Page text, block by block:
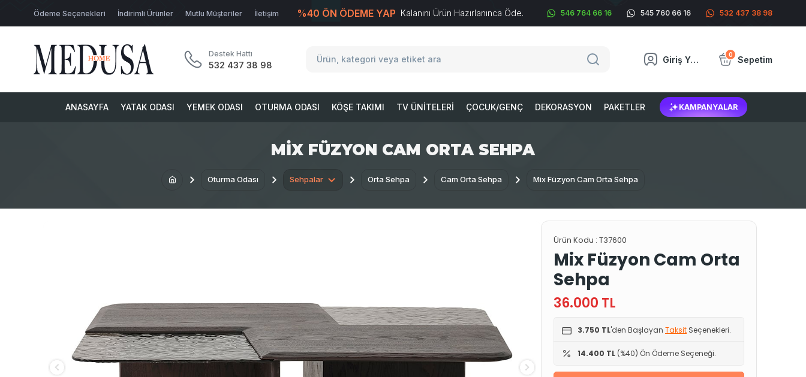
Ödeme Seçenekleri İndirimli Ürünler Mutlu Müşteriler İletişim %40 ÖN ÖDEME YAP Kalanını Ürün Hazırlanınca Öde. 546 764 66 16 545 760 66 16 532 437 38 98
Destek Hattı
532 437 38 98
Giriş Yap 0 Sepetim
ANASAYFA YATAK ODASI YEMEK ODASI OTURMA ODASI KÖŞE TAKIMI TV ÜNITELERI ÇOCUK/GENÇ DEKORASYON PAKETLER KAMPANYALAR
MIX FÜZYON CAM ORTA SEHPA
Oturma Odası Sehpalar Orta Sehpa Cam Orta Sehpa Mix Füzyon Cam Orta Sehpa
Ürün Kodu : T37600
Mix Füzyon Cam Orta
Sehpa
36.000 TL
3.750 TL'den Başlayan Taksit Seçenekleri.
14.400 TL (%40) Ön Ödeme Seçeneği.
T-Soft E-TicaretSistemleriyle Hazırlanmıştır.